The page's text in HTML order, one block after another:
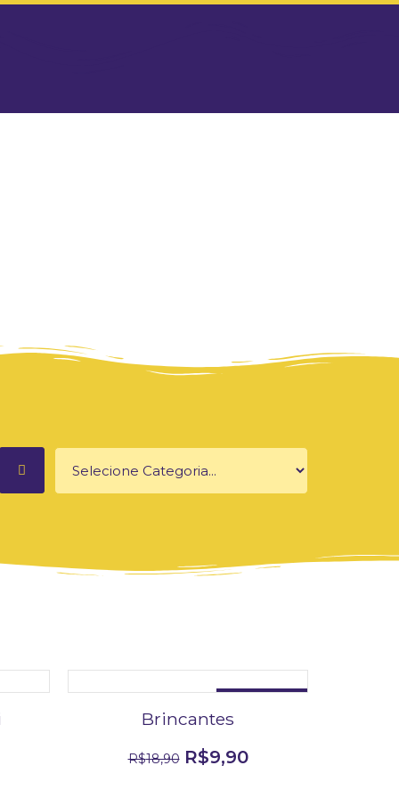
Brincantes
R$18,90 R$9,90